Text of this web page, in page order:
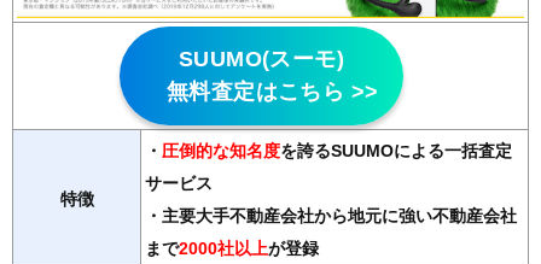
SUUMO(スーモ)
無料査定はこちら >>
特徴
・ 圧倒的な知名度を誇るSUUMOによる一括査定
サービス
・主要大手不動産会社から地元に強い不動産会社
まで2000社以上が登録